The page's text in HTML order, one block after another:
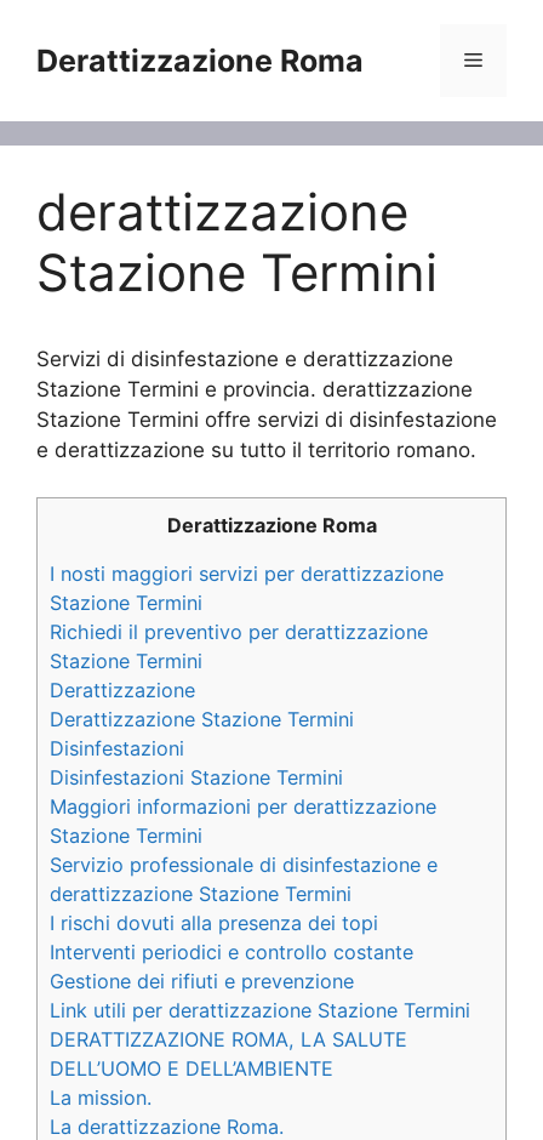
contenuto
Derattizzazione Roma Menu
derattizzazione
Stazione Termini
Servizi di disinfestazione e derattizzazione
Stazione Termini e provincia. derattizzazione
Stazione Termini offre servizi di disinfestazione
e derattizzazione su tutto il territorio romano.
Derattizzazione Roma
I nosti maggiori servizi per derattizzazione
Stazione Termini
Richiedi il preventivo per derattizzazione
Stazione Termini
Derattizzazione
Derattizzazione Stazione Termini
Disinfestazioni
Disinfestazioni Stazione Termini
Maggiori informazioni per derattizzazione
Stazione Termini
Servizio professionale di disinfestazione e
derattizzazione Stazione Termini
I rischi dovuti alla presenza dei topi
Interventi periodici e controllo costante
Gestione dei rifiuti e prevenzione
Link utili per derattizzazione Stazione Termini
DERATTIZZAZIONE ROMA, LA SALUTE
DELL’UOMO E DELL’AMBIENTE
La mission.
La derattizzazione Roma.